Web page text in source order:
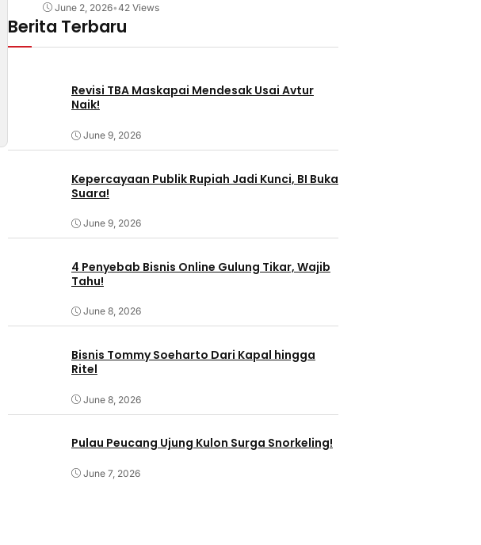
June 2, 2026•42 Views
Berita Terbaru
Revisi TBA Maskapai Mendesak Usai Avtur
Naik!
June 9, 2026
Kepercayaan Publik Rupiah Jadi Kunci, BI Buka
Suara!
June 9, 2026
4 Penyebab Bisnis Online Gulung Tikar, Wajib
Tahu!
June 8, 2026
Bisnis Tommy Soeharto Dari Kapal hingga
Ritel
June 8, 2026
Pulau Peucang Ujung Kulon Surga Snorkeling!
June 7, 2026